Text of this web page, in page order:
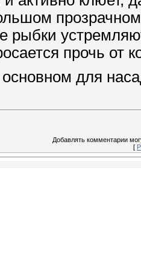
прозрачном
рыбки
прочь от
для
Добавлять комментарии
[